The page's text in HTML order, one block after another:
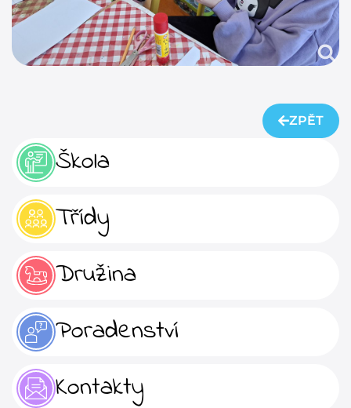
Škola
Třídy
Družina
Poradenství
Kontakty
ZPĚT